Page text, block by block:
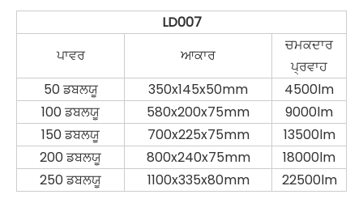
LD007
ਪਾਵਰ
ਆਕਾਰ
ਚਮਕਦਾਰ
ਪ੍ਰਵਾਹ
50 ਡਬਲਯੂ
350x145x50mm
4500lm
100 ਡਬਲਯੂ
580x200x75mm
9000lm
150 ਡਬਲਯੂ
700x225x75mm
13500lm
200 ਡਬਲਯੂ
800x240x75mm
18000lm
250 ਡਬਲਯੂ
1100x335x80mm 22500lm